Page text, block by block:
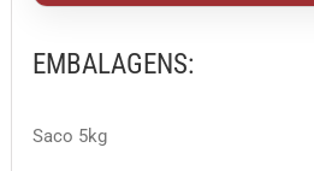
EMBALAGENS:
Saco 5kg